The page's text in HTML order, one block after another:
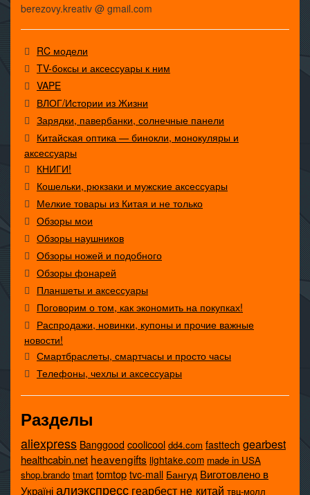
berezovy.kreativ @ gmail.com
RC модели
TV-боксы и аксессуары к ним
VAPE
ВЛОГ/Истории из Жизни
Зарядки, павербанки, солнечные панели
Китайская оптика — бинокли, монокуляры и
аксессуары
КНИГИ!
Кошельки, рюкзаки и мужские аксессуары
Мелкие товары из Китая и не только
Обзоры мои
Обзоры наушников
Обзоры ножей и подобного
Обзоры фонарей
Планшеты и аксессуары
Поговорим о том, как экономить на покупках!
Распродажи, новинки, купоны и прочие важные
новости!
Смартбраслеты, смартчасы и просто часы
Телефоны, чехлы и аксессуары
Разделы
aliexpress Banggood coolicool dd4.com fasttech gearbest
healthcabin.net heavengifts lightake.com made in USA
shop.brando tmart tomtop tvc-mall Бангуд Виготовлено в
Україніалиэкспресс геарбест не китай твц-молл